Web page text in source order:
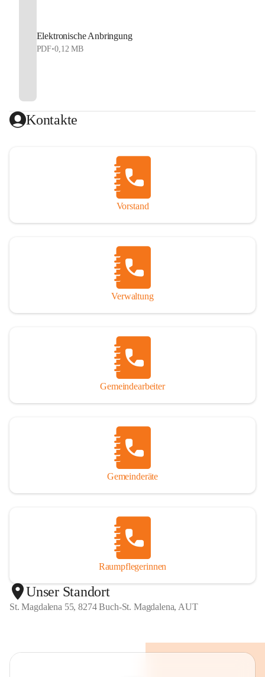
Elektronische Anbringung
PDF•0,12 MB
Kontakte
Vorstand
Verwaltung
Gemeindearbeiter
Gemeinderäte
Raumpflegerinnen
Unser Standort
St. Magdalena 55, 8274 Buch-St. Magdalena, AUT